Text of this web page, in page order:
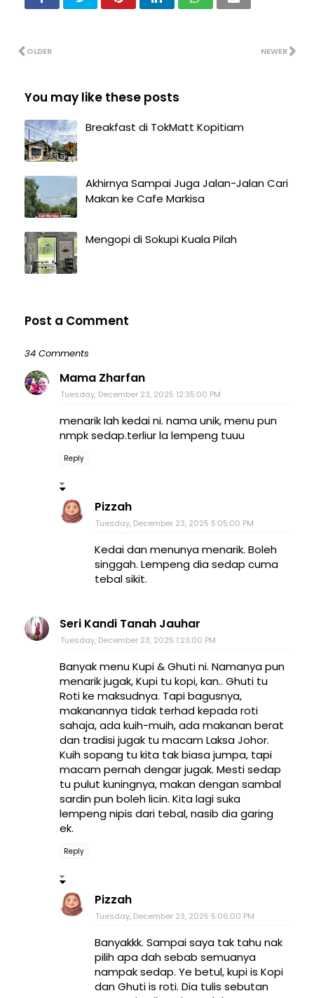
NEWER
OLDER
You may like these posts
Breakfast di TokMatt Kopitiam
Akhirnya Sampai Juga Jalan-Jalan Cari
Makan ke Cafe Markisa
Mengopi di Sokupi Kuala Pilah
Post a Comment
34 Comments
Mama Zharfan
Tuesday, December 23, 2025 12:35:00 PM
menarik lah kedai ni. nama unik, menu pun
nmpk sedap.terliur la lempeng tuuu
Reply
Pizzah
Tuesday, December 23, 2025 5:05:00 PM
Kedai dan menunya menarik. Boleh
singgah. Lempeng dia sedap cuma
tebal sikit.
Seri Kandi Tanah Jauhar
Tuesday, December 23, 2025 1:23:00 PM
Banyak menu Kupi & Ghuti ni. Namanya pun
menarik jugak, Kupi tu kopi, kan.. Ghuti tu
Roti ke maksudnya. Tapi bagusnya,
makanannya tidak terhad kepada roti
sahaja, ada kuih-muih, ada makanan berat
dan tradisi jugak tu macam Laksa Johor.
Kuih sopang tu kita tak biasa jumpa, tapi
macam pernah dengar jugak. Mesti sedap
tu pulut kuningnya, makan dengan sambal
sardin pun boleh licin. Kita lagi suka
lempeng nipis dari tebal, nasib dia garing
ek.
Reply
Pizzah
Tuesday, December 23, 2025 5:06:00 PM
Banyakkk. Sampai saya tak tahu nak
pilih apa dah sebab semuanya
nampak sedap. Ye betul, kupi is Kopi
dan Ghuti is roti. Dia tulis sebutan